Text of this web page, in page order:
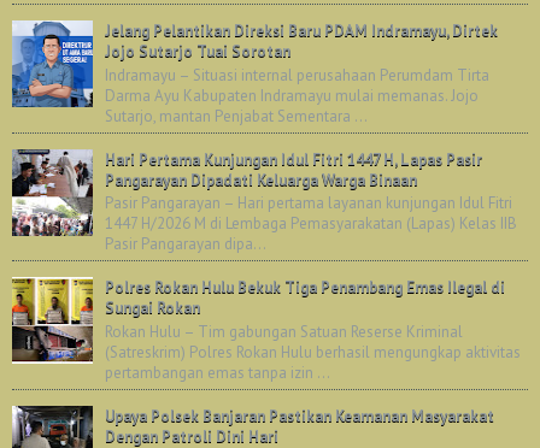
Jelang Pelantikan Direksi Baru PDAM Indramayu, Dirtek
Jojo Sutarjo Tuai Sorotan
Indramayu – Situasi internal perusahaan Perumdam Tirta
Darma Ayu Kabupaten Indramayu mulai memanas. Jojo
Sutarjo, mantan Penjabat Sementara ...
Hari Pertama Kunjungan Idul Fitri 1447 H, Lapas Pasir
Pangarayan Dipadati Keluarga Warga Binaan
Pasir Pangarayan – Hari pertama layanan kunjungan Idul Fitri
1447 H/2026 M di Lembaga Pemasyarakatan (Lapas) Kelas IIB
Pasir Pangarayan dipa...
Polres Rokan Hulu Bekuk Tiga Penambang Emas Ilegal di
Sungai Rokan
Rokan Hulu – Tim gabungan Satuan Reserse Kriminal
(Satreskrim) Polres Rokan Hulu berhasil mengungkap aktivitas
pertambangan emas tanpa izin ...
Upaya Polsek Banjaran Pastikan Keamanan Masyarakat
Dengan Patroli Dini Hari